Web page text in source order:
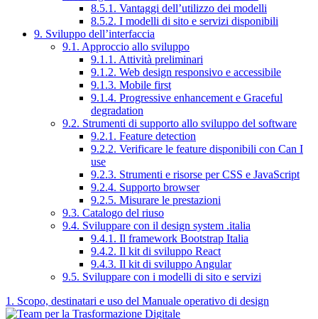
8.5.1. Vantaggi dell’utilizzo dei modelli
8.5.2. I modelli di sito e servizi disponibili
9. Sviluppo dell’interfaccia
9.1. Approccio allo sviluppo
9.1.1. Attività preliminari
9.1.2. Web design responsivo e accessibile
9.1.3. Mobile first
9.1.4. Progressive enhancement e Graceful
degradation
9.2. Strumenti di supporto allo sviluppo del software
9.2.1. Feature detection
9.2.2. Verificare le feature disponibili con Can I
use
9.2.3. Strumenti e risorse per CSS e JavaScript
9.2.4. Supporto browser
9.2.5. Misurare le prestazioni
9.3. Catalogo del riuso
9.4. Sviluppare con il design system .italia
9.4.1. Il framework Bootstrap Italia
9.4.2. Il kit di sviluppo React
9.4.3. Il kit di sviluppo Angular
9.5. Sviluppare con i modelli di sito e servizi
1. Scopo, destinatari e uso del Manuale operativo di design